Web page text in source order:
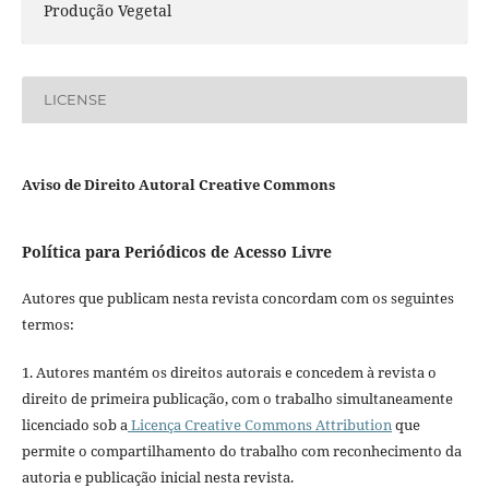
Produção Vegetal
LICENSE
Aviso de Direito Autoral Creative Commons
Política para Periódicos de Acesso Livre
Autores que publicam nesta revista concordam com os seguintes
termos:
1. Autores mantém os direitos autorais e concedem à revista o
direito de primeira publicação, com o trabalho simultaneamente
licenciado sob aLicença Creative Commons Attributionque
permite o compartilhamento do trabalho com reconhecimento da
autoria e publicação inicial nesta revista.